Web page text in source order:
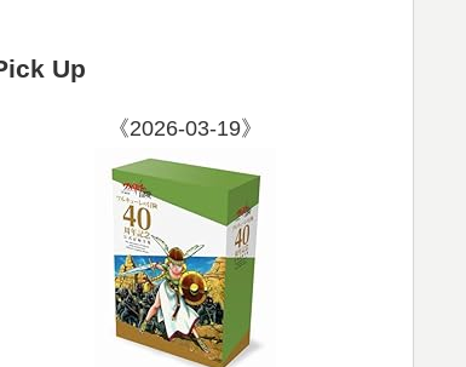
Up
《2026-03-19》